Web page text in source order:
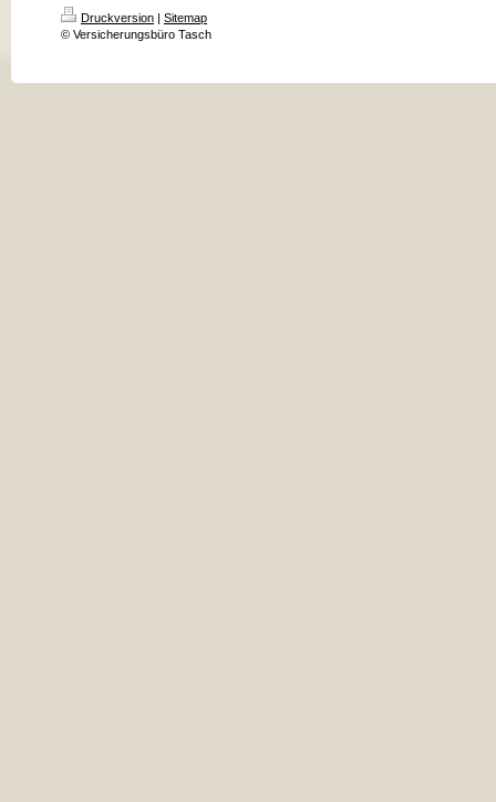
Druckversion | Sitemap
© Versicherungsbüro Tasch